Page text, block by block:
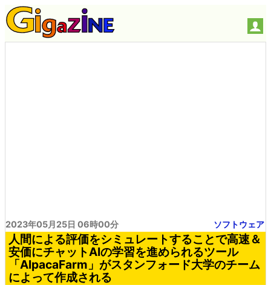
2023年05月25日 06時00分 ソフトウェア
人間による評価をシミュレートすることで高速＆
安価にチャットAIの学習を進められるツール
「AlpacaFarm」がスタンフォード大学のチーム
によって作成される